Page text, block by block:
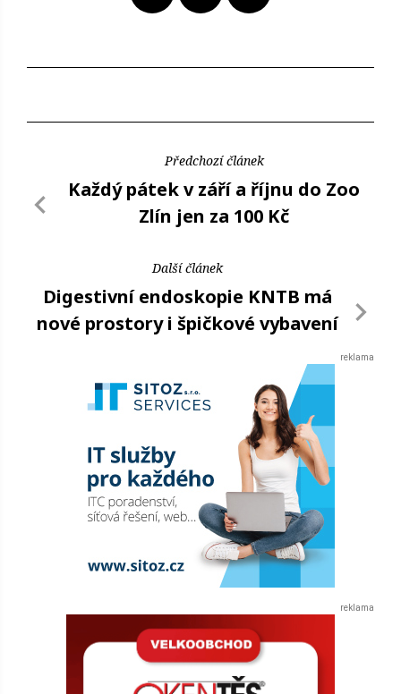
Předchozí článek
Každý pátek v září a říjnu do Zoo
Zlín jen za 100 Kč
Další článek
Digestivní endoskopie KNTB má
nové prostory i špičkové vybavení